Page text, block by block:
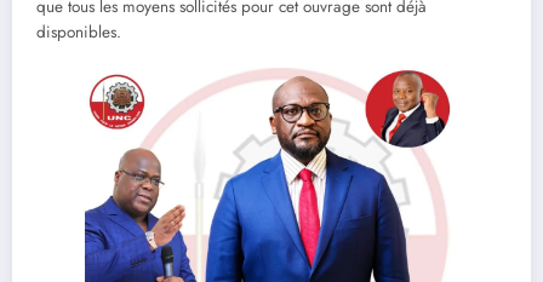
que tous les moyens sollicités pour cet ouvrage sont déjà
disponibles.